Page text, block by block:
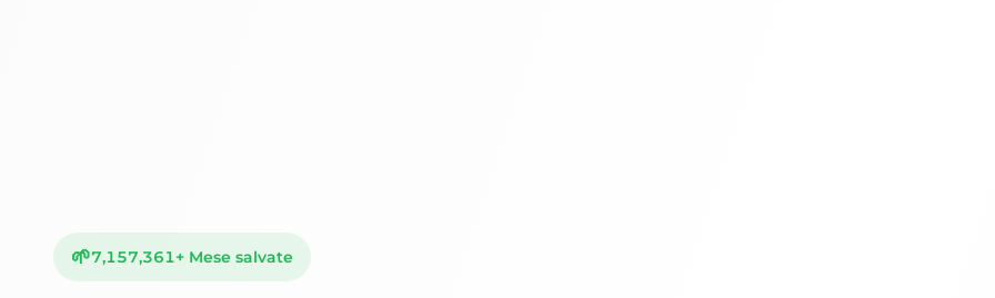
🌱7,157,361+ Mese salvate